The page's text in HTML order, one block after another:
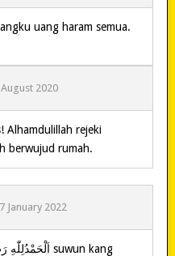
uang haram semua.
August 2020
Alhamdulillah rejeki
berwujud rumah.
January 2022
‎اَلْحَمْدُلِلّٰهِ رَبِّ الْعَالَمِيْنَ suwun kang